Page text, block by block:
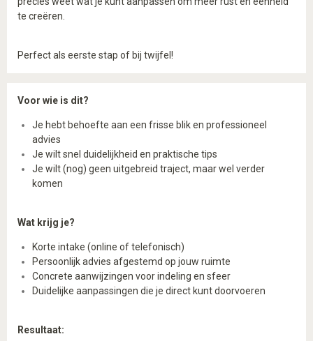
te creëren.
Perfect als eerste stap of bij twijfel!
Voor wie is dit?
Je hebt behoefte aan een frisse blik en professioneel
advies
Je wilt snel duidelijkheid en praktische tips
Je wilt (nog) geen uitgebreid traject, maar wel verder
komen
Wat krijg je?
Korte intake (online of telefonisch)
Persoonlijk advies afgestemd op jouw ruimte
Concrete aanwijzingen voor indeling en sfeer
Duidelijke aanpassingen die je direct kunt doorvoeren
Resultaat: